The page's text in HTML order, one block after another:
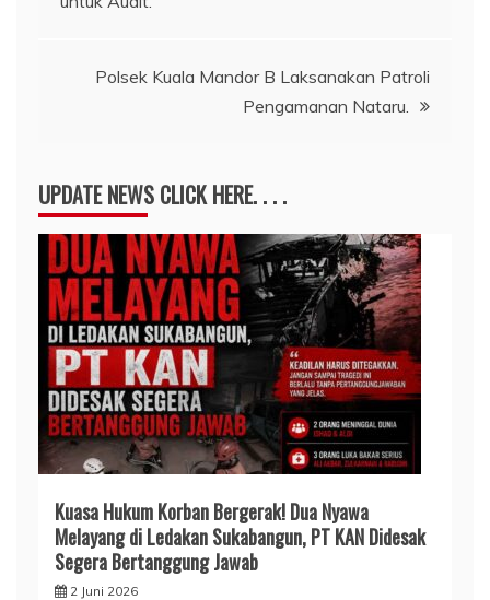
Polsek Kuala Mandor B Laksanakan Patroli
Pengamanan Nataru.
UPDATE NEWS CLICK HERE. . . .
Kuasa Hukum Korban Bergerak! Dua Nyawa
Melayang di Ledakan Sukabangun, PT KAN Didesak
Segera Bertanggung Jawab
2 Juni 2026